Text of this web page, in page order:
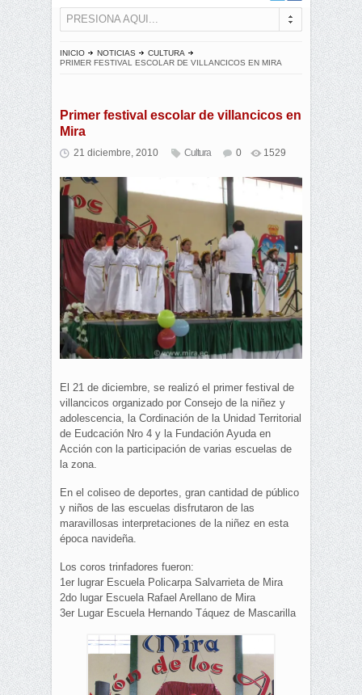
PRESIONA AQUI...
INICIO NOTICIAS
CULTURA
PRIMER FESTIVAL ESCOLAR DE VILLANCICOS EN MIRA
Primer festival escolar de villancicos en
Mira
21 diciembre, 2010 Cultura 0 1529
El 21 de diciembre, se realizó el primer festival de
villancicos organizado por Consejo de la niñez y
adolescencia, la Cordinación de la Unidad Territorial
de Eudcación Nro 4 y la Fundación Ayuda en
Acción con la participación de varias escuelas de
la zona.
En el coliseo de deportes, gran cantidad de público
y niños de las escuelas disfrutaron de las
maravillosas interpretaciones de la niñez en esta
época navideña.
Los coros trinfadores fueron:
1er lugrar Escuela Policarpa Salvarrieta de Mira
2do lugar Escuela Rafael Arellano de Mira
3er Lugar Escuela Hernando Táquez de Mascarilla